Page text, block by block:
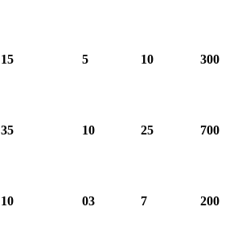
15 5 10 300
35 10 25 700
10 03 7 200